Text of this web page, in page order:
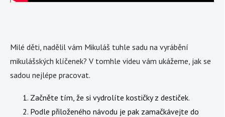
Milé děti, nadělil vám Mikuláš tuhle sadu na vyrábění
mikulášských klíčenek? V tomhle videu vám ukážeme, jak se
sadou nejlépe pracovat.
Začněte tím, že si vydrolíte kostičky z destiček.
Podle přiloženého návodu je pak zamačkávejte do